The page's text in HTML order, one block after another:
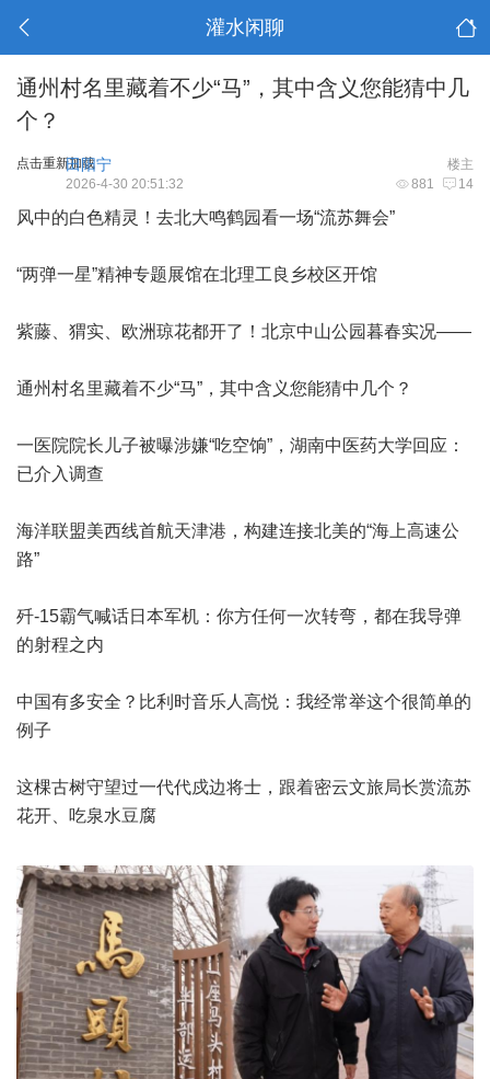
灌水闲聊
通州村名里藏着不少“马”，其中含义您能猜中几
个？
点击重新加载 楼主
田阳宁
881 14
2026-4-30 20:51:32
风中的白色精灵！去北大鸣鹤园看一场“流苏舞会”
“两弹一星”精神专题展馆在北理工良乡校区开馆
紫藤、猬实、欧洲琼花都开了！北京中山公园暮春实况——
通州村名里藏着不少“马”，其中含义您能猜中几个？
一医院院长儿子被曝涉嫌“吃空饷”，湖南中医药大学回应：
已介入调查
海洋联盟美西线首航天津港，构建连接北美的“海上高速公
路”
歼-15霸气喊话日本军机：你方任何一次转弯，都在我导弹
的射程之内
中国有多安全？比利时音乐人高悦：我经常举这个很简单的
例子
这棵古树守望过一代代戍边将士，跟着密云文旅局长赏流苏
花开、吃泉水豆腐